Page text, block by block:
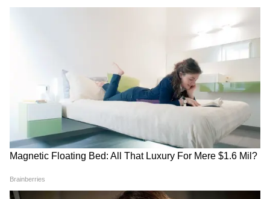
लिवर पेशेंट पति के लिए पत्नी की
लोग आखिर ऐसी गलती क्यों करते
हैं?
Finland Dating Trend: डेटिंग